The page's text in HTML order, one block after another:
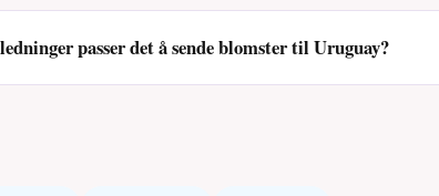
passer det å sende blomster til Uruguay?